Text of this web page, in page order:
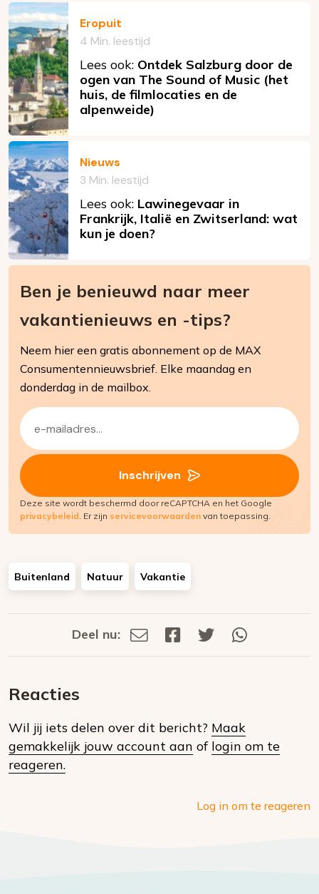
Eropuit
4 Min. leestijd
Lees ook: Ontdek Salzburg door de
ogen van The Sound of Music (het
huis, de filmlocaties en de
alpenweide)
Nieuws
3 Min. leestijd
Lees ook: Lawinegevaar in
Frankrijk, Italië en Zwitserland: wat
kun je doen?
Ben je benieuwd naar meer
vakantienieuws en -tips?
Neem hier een gratis abonnement op de MAX
Consumentennieuwsbrief. Elke maandag en
donderdag in de mailbox.
E-
mailadres
(Vereist)
Inschrijven
Deze site wordt beschermd door reCAPTCHA en het Google
privacybeleid . Er zijn servicevoorwaarden van toepassing.
Buitenland Natuur Vakantie
Deel
social
Deel nu:
Deel
Deel
Deel
Reacties
Wil jij iets delen over dit bericht? Maak
gemakkelijk jouw account aan of login om te
reageren.
Log in om te reageren